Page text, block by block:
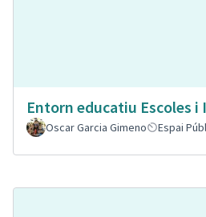
Entorn educatiu Escoles
Oscar Garcia Gimeno
Espai